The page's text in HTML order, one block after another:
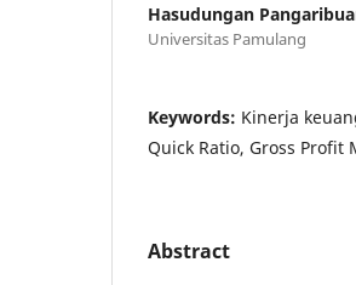
Hasudungan
Universitas Pamulang
Keywords: Kinerja
Quick Ratio, Gross
Abstract